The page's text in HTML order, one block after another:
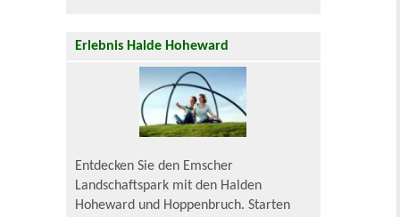
Erlebnis Halde Hoheward
Entdecken Sie den Emscher
Landschaftspark mit den Halden
Hoheward und Hoppenbruch. Starten